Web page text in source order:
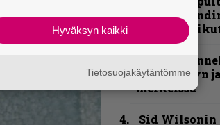
nimeää
tehneet
Blind
uuden levyn
merkeissä
Sid Wilsonin
Hyväksyn kaikki
Tietosuojakäytäntömme